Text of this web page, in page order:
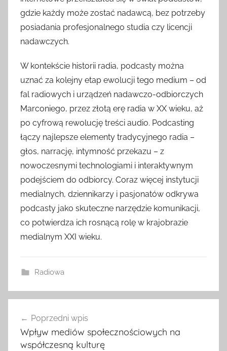
gdzie każdy może zostać nadawcą, bez potrzeby
posiadania profesjonalnego studia czy licencji
nadawczych.
W kontekście historii radia, podcasty można
uznać za kolejny etap ewolucji tego medium – od
fal radiowych i urządzeń nadawczo-odbiorczych
Marconiego, przez złotą erę radia w XX wieku, aż
po cyfrową rewolucję treści audio. Podcasting
łączy najlepsze elementy tradycyjnego radia –
głos, narrację, intymność przekazu – z
nowoczesnymi technologiami i interaktywnym
podejściem do odbiorcy. Coraz więcej instytucji
medialnych, dziennikarzy i pasjonatów odkrywa
podcasty jako skuteczne narzędzie komunikacji,
co potwierdza ich rosnącą rolę w krajobrazie
medialnym XXI wieku.
Radiowa
wpisu
Poprzedni wpis
Wpływ mediów społecznościowych na
współczesną kulturę